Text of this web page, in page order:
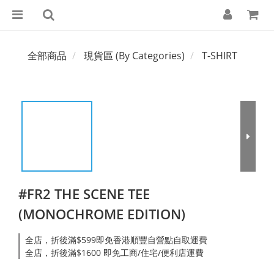
全部商品 現貨區 (By Categories) T-SHIRT
#FR2 THE SCENE TEE
(MONOCHROME EDITION)
全店，折後滿$599即免香港順豐自營點自取運費
全店，折後滿$1600 即免工商/住宅/便利店運費